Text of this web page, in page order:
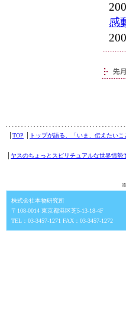
感
TOP トップが語る、「いま、伝えたいこ
ヤスのちょっとスピリチュアルな世界情勢
※
株式会社本物研究所
〒108-0014 東京都港区芝5-13-18-4F
TEL：03-3457-1271 FAX：03-3457-1272